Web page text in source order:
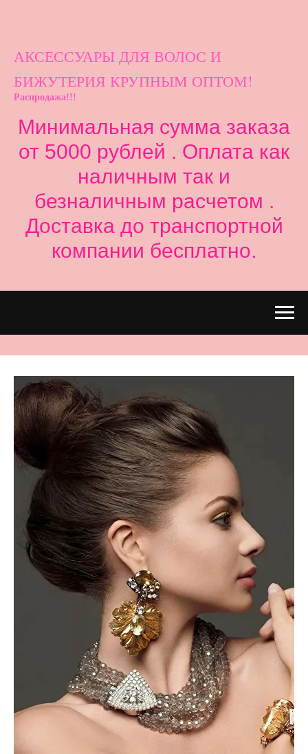
АКСЕССУАРЫ ДЛЯ ВОЛОС И
БИЖУТЕРИЯ КРУПНЫМ ОПТОМ!
Распродажа!!!
Минимальная сумма заказа
от 5000 рублей . Оплата как
наличным так и
безналичным расчетом .
Доставка до транспортной
компании бесплатно.